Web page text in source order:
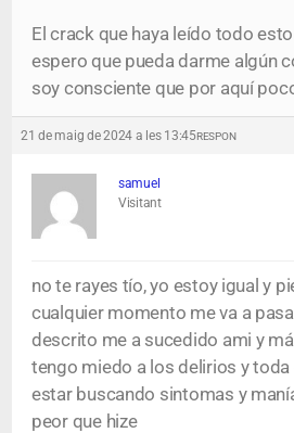
El crack que haya leído todo
espero que pueda darme algún
soy consciente que por aquí
21 de maig de 2024 a les 13:45RESPON
samuel
Visitant
no te rayes tío, yo estoy igual y
cualquier momento me va a
descrito me a sucedido ami y
tengo miedo a los delirios y
estar buscando sintomas y
peor que hize